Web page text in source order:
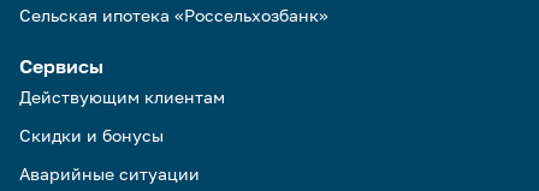
Сельская ипотека «Россельхозбанк»
Сервисы
Действующим клиентам
Скидки и бонусы
Аварийные ситуации